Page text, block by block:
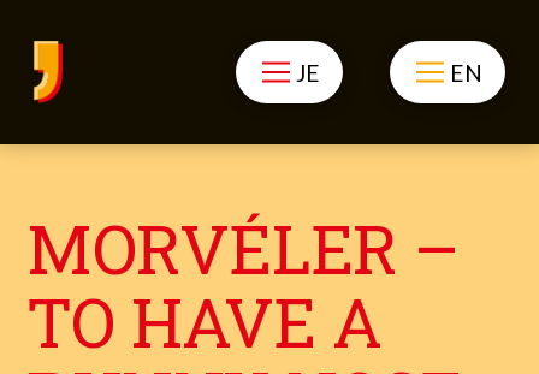
JE EN
MORVÉLER –
TO HAVE A